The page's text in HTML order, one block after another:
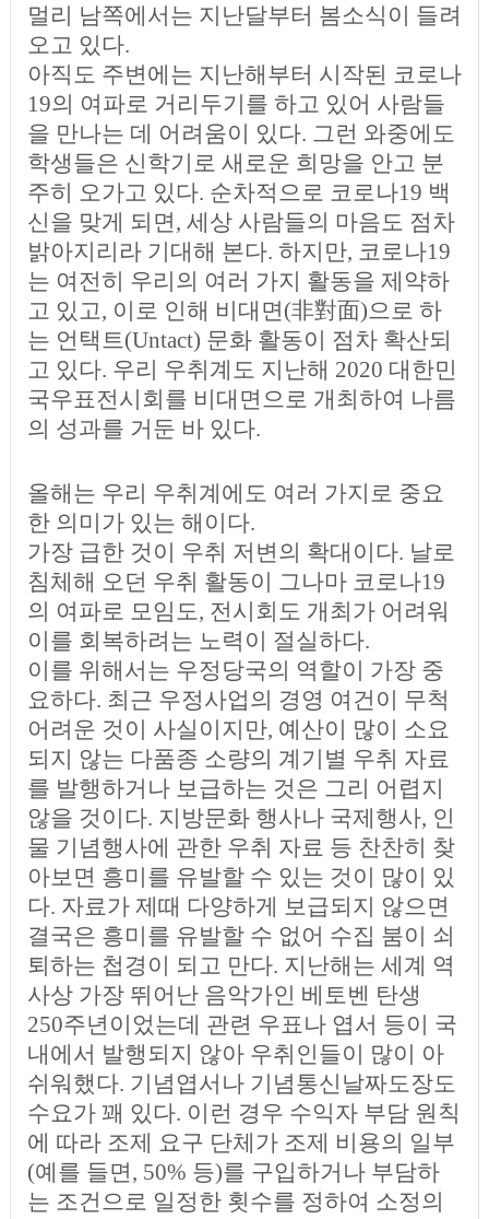
멀리 남쪽에서는 지난달부터 봄소식이 들려
오고 있다.
아직도 주변에는 지난해부터 시작된 코로나
19의 여파로 거리두기를 하고 있어 사람들
을 만나는 데 어려움이 있다. 그런 와중에도
학생들은 신학기로 새로운 희망을 안고 분
주히 오가고 있다. 순차적으로 코로나19 백
신을 맞게 되면, 세상 사람들의 마음도 점차
밝아지리라 기대해 본다. 하지만, 코로나19
는 여전히 우리의 여러 가지 활동을 제약하
고 있고, 이로 인해 비대면(非對面)으로 하
는 언택트(Untact) 문화 활동이 점차 확산되
고 있다. 우리 우취계도 지난해 2020 대한민
국우표전시회를 비대면으로 개최하여 나름
의 성과를 거둔 바 있다.
올해는 우리 우취계에도 여러 가지로 중요
한 의미가 있는 해이다.
가장 급한 것이 우취 저변의 확대이다. 날로
침체해 오던 우취 활동이 그나마 코로나19
의 여파로 모임도, 전시회도 개최가 어려워
이를 회복하려는 노력이 절실하다.
이를 위해서는 우정당국의 역할이 가장 중
요하다. 최근 우정사업의 경영 여건이 무척
어려운 것이 사실이지만, 예산이 많이 소요
되지 않는 다품종 소량의 계기별 우취 자료
를 발행하거나 보급하는 것은 그리 어렵지
않을 것이다. 지방문화 행사나 국제행사, 인
물 기념행사에 관한 우취 자료 등 찬찬히 찾
아보면 흥미를 유발할 수 있는 것이 많이 있
다. 자료가 제때 다양하게 보급되지 않으면
결국은 흥미를 유발할 수 없어 수집 붐이 쇠
퇴하는 첩경이 되고 만다. 지난해는 세계 역
사상 가장 뛰어난 음악가인 베토벤 탄생
250주년이었는데 관련 우표나 엽서 등이 국
내에서 발행되지 않아 우취인들이 많이 아
쉬워했다. 기념엽서나 기념통신날짜도장도
수요가 꽤 있다. 이런 경우 수익자 부담 원칙
에 따라 조제 요구 단체가 조제 비용의 일부
(예를 들면, 50% 등)를 구입하거나 부담하
는 조건으로 일정한 횟수를 정하여 소정의